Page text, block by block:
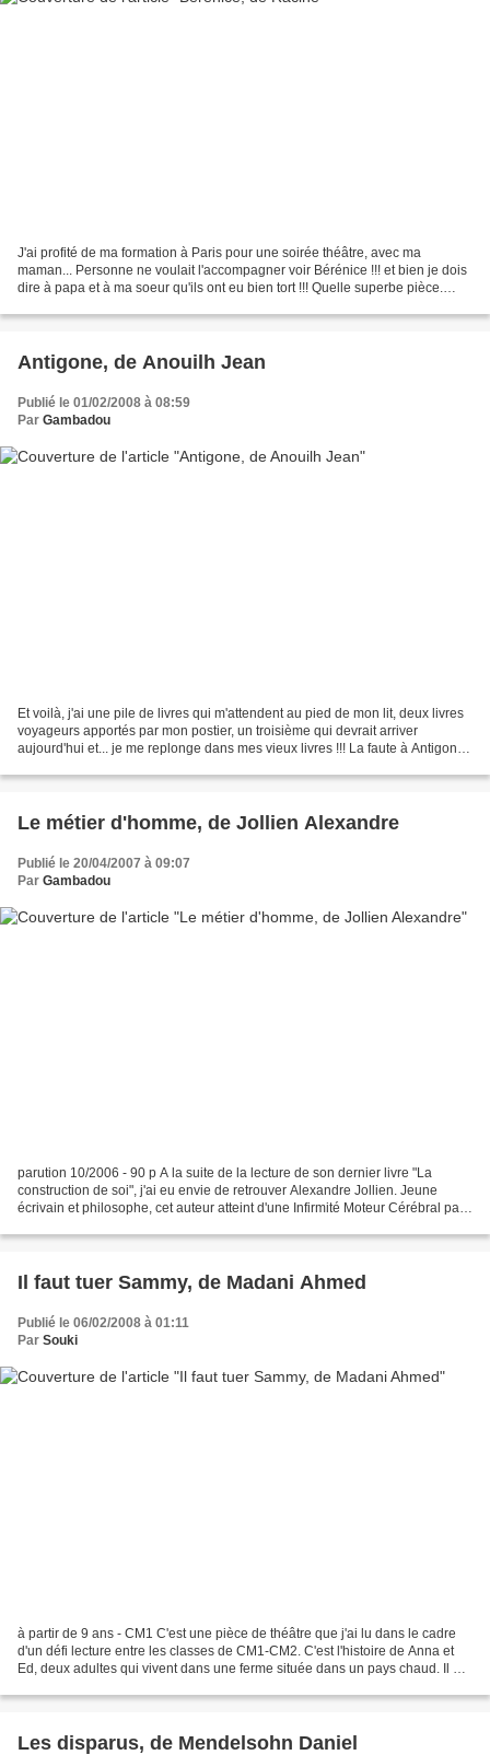
J'ai profité de ma formation à Paris pour une soirée théâtre, avec ma
maman... Personne ne voulait l'accompagner voir Bérénice !!! et bien je dois
dire à papa et à ma soeur qu'ils ont eu bien tort !!! Quelle superbe pièce.
Antigone, de Anouilh Jean
Publié le 01/02/2008 à 08:59
Par Gambadou
Et voilà, j'ai une pile de livres qui m'attendent au pied de mon lit, deux livres
voyageurs apportés par mon postier, un troisième qui devrait arriver
aujourd'hui et... je me replonge dans mes vieux livres !!! La faute à Antigone
Le métier d'homme, de Jollien Alexandre
Publié le 20/04/2007 à 09:07
Par Gambadou
parution 10/2006 - 90 p A la suite de la lecture de son dernier livre "La
construction de soi", j'ai eu envie de retrouver Alexandre Jollien. Jeune
écrivain et philosophe, cet auteur atteint d'une Infirmité Moteur Cérébral part
Il faut tuer Sammy, de Madani Ahmed
Publié le 06/02/2008 à 01:11
Par Souki
à partir de 9 ans - CM1 C'est une pièce de théâtre que j'ai lu dans le cadre
d'un défi lecture entre les classes de CM1-CM2. C'est l'histoire de Anna et
Ed, deux adultes qui vivent dans une ferme située dans un pays chaud. Il ne
Les disparus, de Mendelsohn Daniel